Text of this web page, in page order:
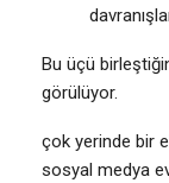
Bu üçü
görülüyor.
çok yerinde bir
sosyal medya